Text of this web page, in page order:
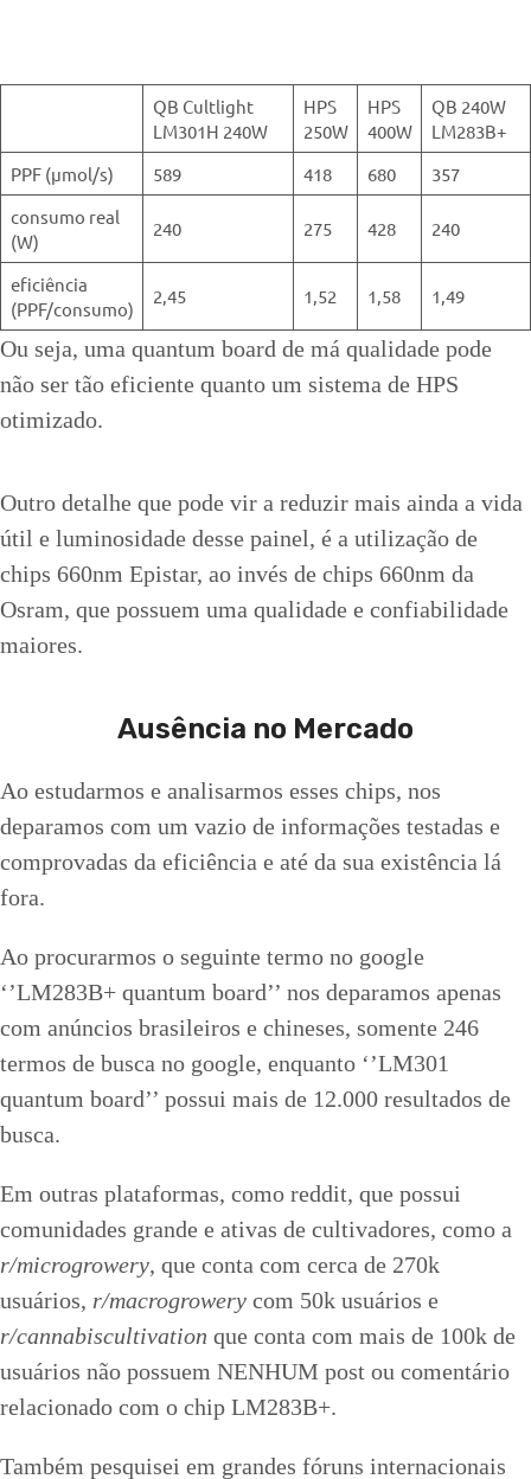
QB Cultlight
LM301H 240W
HPS
250W
HPS
400W
QB 240W
LM283B+
PPF (μmol/s)
589 418 680
357
consumo real
(W)
240 275 428 240
eficiência
(PPF/consumo)
2,45 1,52 1,58 1,49
Ou seja, uma quantum board de má qualidade pode
não ser tão eficiente quanto um sistema de HPS
otimizado.
Outro detalhe que pode vir a reduzir mais ainda a vida
útil e luminosidade desse painel, é a utilização de
chips 660nm Epistar, ao invés de chips 660nm da
Osram, que possuem uma qualidade e confiabilidade
maiores.
Ausência no Mercado
Ao estudarmos e analisarmos esses chips, nos
deparamos com um vazio de informações testadas e
comprovadas da eficiência e até da sua existência lá
fora.
Ao procurarmos o seguinte termo no google
‘’LM283B+ quantum board’’ nos deparamos apenas
com anúncios brasileiros e chineses, somente 246
termos de busca no google, enquanto ‘’LM301
quantum board’’ possui mais de 12.000 resultados de
busca.
Em outras plataformas, como reddit, que possui
comunidades grande e ativas de cultivadores, como a
r/microgrowery, que conta com cerca de 270k
usuários, r/macrogrowery com 50k usuários e
r/cannabiscultivation que conta com mais de 100k de
usuários não possuem NENHUM post ou comentário
relacionado com o chip LM283B+.
Também pesquisei em grandes fóruns internacionais